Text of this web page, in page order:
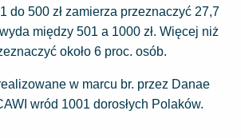
do 500 zł zamierza przeznaczyć 27,7
między 501 a 1000 zł. Więcej niż
około 6 proc. osób.
w marcu br. przez Danae
wród 1001 dorosłych Polaków.